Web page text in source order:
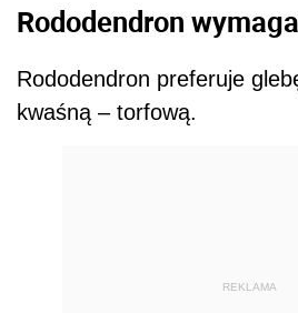
Rododendron
Rododendron preferuje
kwaśną – torfową.
REKLAMA